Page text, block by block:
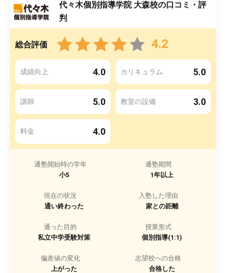
代々木個別指導学院 大森校の口コミ・評
判
総合評価 4.2
成績向上 4.0 カリキュラム 5.0
講師 5.0 教室の設備 3.0
料金 4.0
通塾開始時の学年
小5
通塾期間
1年以上
現在の状況
通い終わった
入塾した理由
家との距離
通った目的
私立中学受験対策
授業形式
個別指導(1:1)
偏差値の変化
上がった
志望校への合格
合格した